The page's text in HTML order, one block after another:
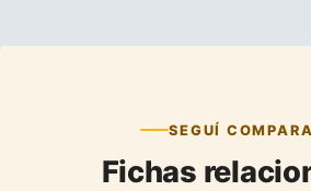
SEGUÍ
Fichas